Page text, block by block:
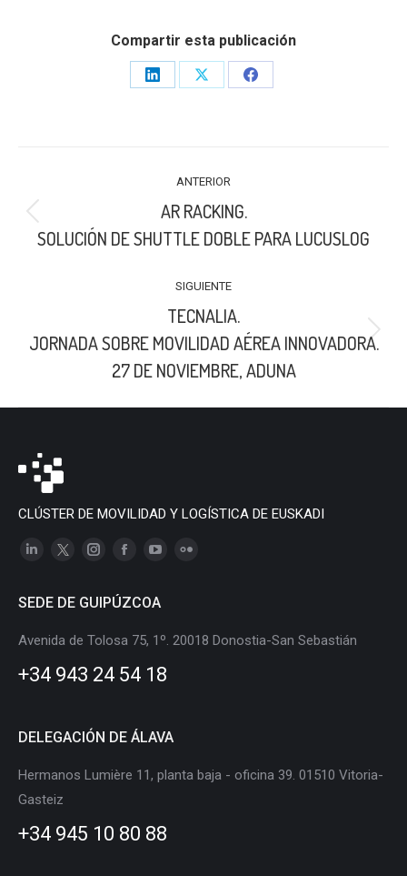
Compartir esta publicación
Share
Share
Share
ENTRE
PUBLICACIONES
ANTERIOR
Publicación
anterior:
AR RACKING.
SOLUCIÓN DE SHUTTLE DOBLE PARA LUCUSLOG
SIGUIENTE
Publicación
TECNALIA.
JORNADA SOBRE MOVILIDAD AÉREA INNOVADORA.
27 DE NOVIEMBRE, ADUNA
CLÚSTER DE MOVILIDAD Y LOGÍSTICA DE EUSKADI
Linkedin
opens
window
X
opens
window
Instagram
opens
in
window
opens
in
window
opens
in
window
in
SEDE DE GUIPÚZCOA
Avenida de Tolosa 75, 1º. 20018 Donostia-San Sebastián
+34 943 24 54 18
DELEGACIÓN DE ÁLAVA
Hermanos Lumière 11, planta baja - oficina 39. 01510 Vitoria-
Gasteiz
+34 945 10 80 88